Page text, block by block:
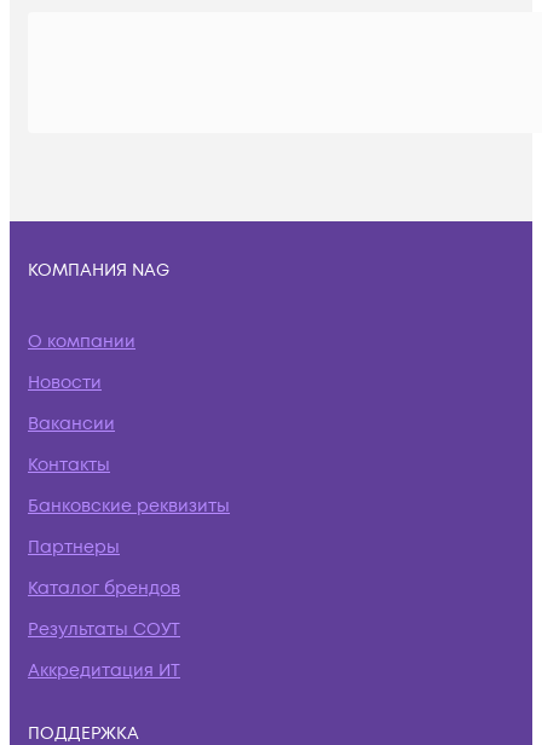
КОМПАНИЯ NAG
О компании
Новости
Вакансии
Контакты
Банковские реквизиты
Партнеры
Каталог брендов
Результаты СОУТ
Аккредитация ИТ
ПОДДЕРЖКА